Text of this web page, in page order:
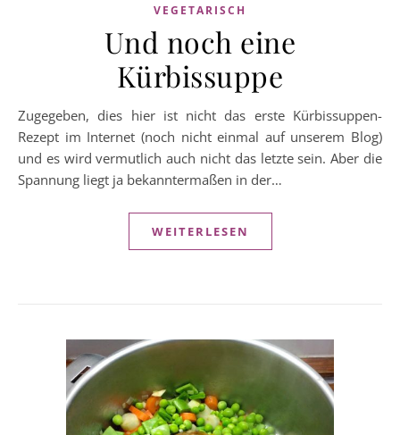
VEGETARISCH
Und noch eine
Kürbissuppe
Zugegeben, dies hier ist nicht das erste Kürbissuppen-
Rezept im Internet (noch nicht einmal auf unserem Blog)
und es wird vermutlich auch nicht das letzte sein. Aber die
Spannung liegt ja bekanntermaßen in der…
WEITERLESEN